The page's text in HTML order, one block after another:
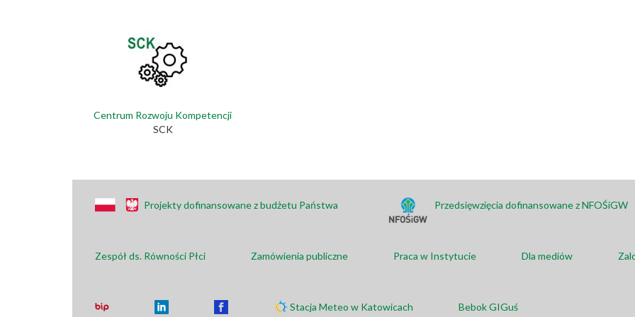
Centrum Rozwoju Kompetencji
SCK
Projekty dofinansowane z budżetu Państwa Przedsięwzięcia dofinansowane z NFOŚiGW
Zespół ds. Równości Płci Zamówienia publiczne Praca w Instytucie Dla mediów
Stacja Meteo w Katowicach Bebok GIGuś